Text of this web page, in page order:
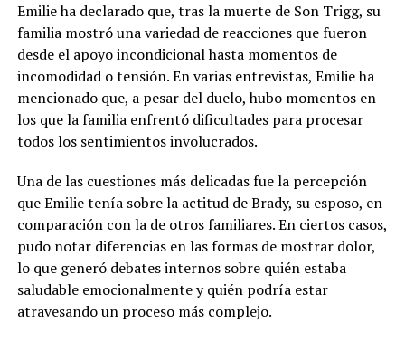
Emilie ha declarado que, tras la muerte de Son Trigg, su
familia mostró una variedad de reacciones que fueron
desde el apoyo incondicional hasta momentos de
incomodidad o tensión. En varias entrevistas, Emilie ha
mencionado que, a pesar del duelo, hubo momentos en
los que la familia enfrentó dificultades para procesar
todos los sentimientos involucrados.
Una de las cuestiones más delicadas fue la percepción
que Emilie tenía sobre la actitud de Brady, su esposo, en
comparación con la de otros familiares. En ciertos casos,
pudo notar diferencias en las formas de mostrar dolor,
lo que generó debates internos sobre quién estaba
saludable emocionalmente y quién podría estar
atravesando un proceso más complejo.